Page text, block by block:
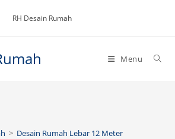
RH Desain Rumah
Menu
> Desain Rumah Lebar 12 Meter